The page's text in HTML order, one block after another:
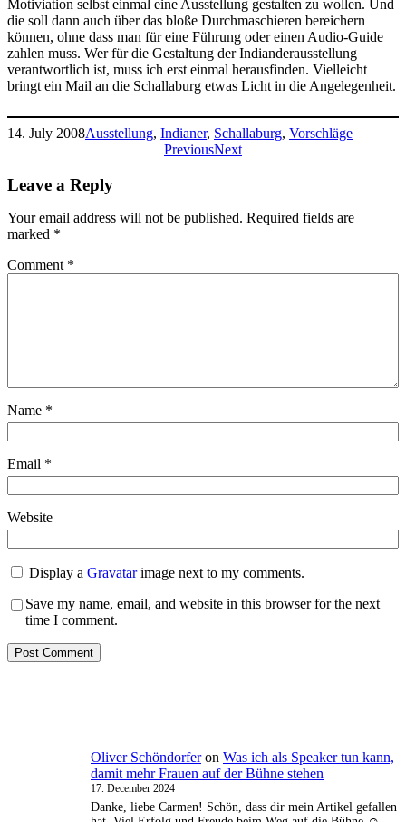
Motiviation selbst einmal eine Ausstellung gestalten zu wollen. Und
die soll dann auch über das bloße Durchmaschieren bereichern
können, ohne dass man für eine Führung oder einen Audio-Guide
zahlen muss. Wer für die Gestaltung der Indianderausstellung
verantwortlich ist, muss ich erst einmal herausfinden. Vielleicht
bringt ein Mail an die Schallaburg etwas Licht in die Angelegenheit.
14. July 2008Ausstellung, Indianer, Schallaburg, Vorschläge
PreviousNext
Leave a Reply
Your email address will not be published. Required fields are
marked *
Comment *
Name *
Email *
Website
Display aGravatarimage next to my comments.
Save my name, email, and website in this browser for the next
time I comment.
Oliver Schöndorferon Was ich als Speaker tun kann,
damit mehr Frauen auf der Bühne stehen
17. December 2024
Danke, liebe Carmen! Schön, dass dir mein Artikel gefallen